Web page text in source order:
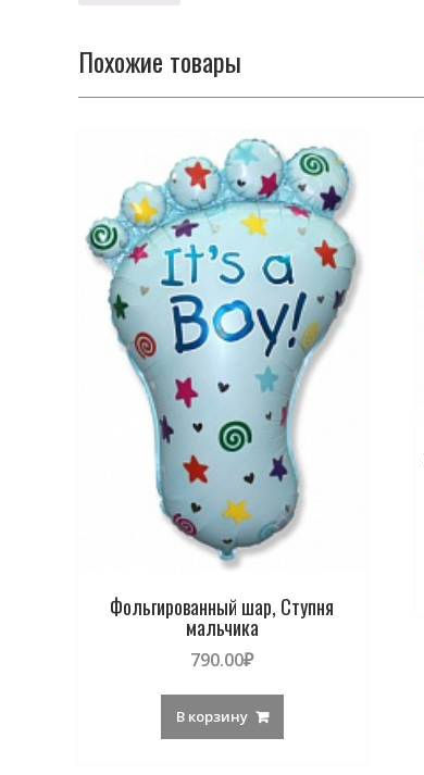
Похожие товары
Фольгированный шар, Ступня
мальчика
790.00₽
В корзину